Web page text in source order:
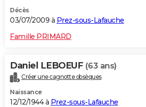
Décès
03/07/2009 à Prez-sous-Lafauche
Famille PRIMARD
Daniel LEBOEUF (63 ans)
Créer une cagnotte obsèques
Naissance
12/12/1944 à Prez-sous-Lafauche